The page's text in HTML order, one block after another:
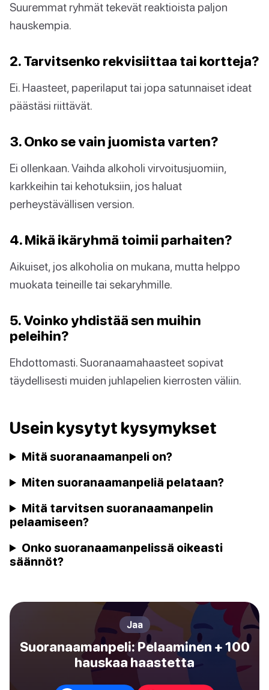
Suuremmat ryhmät tekevät reaktioista paljon
hauskempia.
2. Tarvitsenko rekvisiittaa tai kortteja?
Ei. Haasteet, paperilaput tai jopa satunnaiset ideat
päästäsi riittävät.
3. Onko se vain juomista varten?
Ei ollenkaan. Vaihda alkoholi virvoitusjuomiin,
karkkeihin tai kehotuksiin, jos haluat
perheystävällisen version.
4. Mikä ikäryhmä toimii parhaiten?
Aikuiset, jos alkoholia on mukana, mutta helppo
muokata teineille tai sekaryhmille.
5. Voinko yhdistää sen muihin
peleihin?
Ehdottomasti. Suoranaamahaasteet sopivat
täydellisesti muiden juhlapelien kierrosten väliin.
Usein kysytyt kysymykset
Mitä suoranaamanpeli on?
Miten suoranaamanpeliä pelataan?
Mitä tarvitsen suoranaamanpelin
pelaamiseen?
Onko suoranaamanpelissä oikeasti
säännöt?
Jaa
Suoranaamanpeli: Pelaaminen + 100
hauskaa haastetta